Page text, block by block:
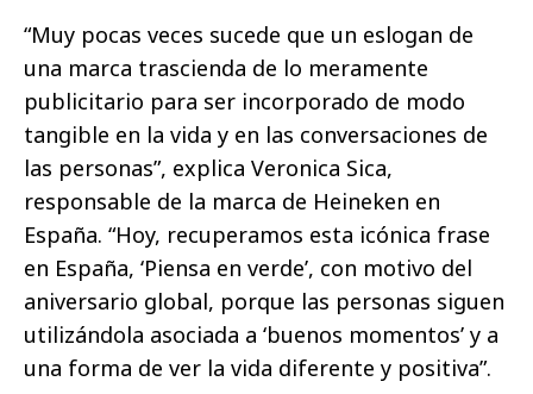
“Muy pocas veces sucede que un eslogan de
una marca trascienda de lo meramente
publicitario para ser incorporado de modo
tangible en la vida y en las conversaciones de
las personas”, explica Veronica Sica,
responsable de la marca de Heineken en
España. “Hoy, recuperamos esta icónica frase
en España, ‘Piensa en verde’, con motivo del
aniversario global, porque las personas siguen
utilizándola asociada a ‘buenos momentos’ y a
una forma de ver la vida diferente y positiva”.